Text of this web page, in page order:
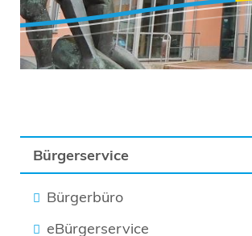
Bürgerservice
Bürgerbüro
eBürgerservice